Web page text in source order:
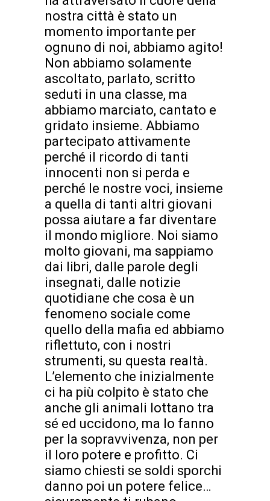
nostra città è stato un
momento importante per
ognuno di noi, abbiamo agito!
Non abbiamo solamente
ascoltato, parlato, scritto
seduti in una classe, ma
abbiamo marciato, cantato e
gridato insieme. Abbiamo
partecipato attivamente
perché il ricordo di tanti
innocenti non si perda e
perché le nostre voci, insieme
a quella di tanti altri giovani
possa aiutare a far diventare
il mondo migliore. Noi siamo
molto giovani, ma sappiamo
dai libri, dalle parole degli
insegnati, dalle notizie
quotidiane che cosa è un
fenomeno sociale come
quello della mafia ed abbiamo
riflettuto, con i nostri
strumenti, su questa realtà.
L’elemento che inizialmente
ci ha più colpito è stato che
anche gli animali lottano tra
sé ed uccidono, ma lo fanno
per la sopravvivenza, non per
il loro potere e profitto. Ci
siamo chiesti se soldi sporchi
danno poi un potere felice…